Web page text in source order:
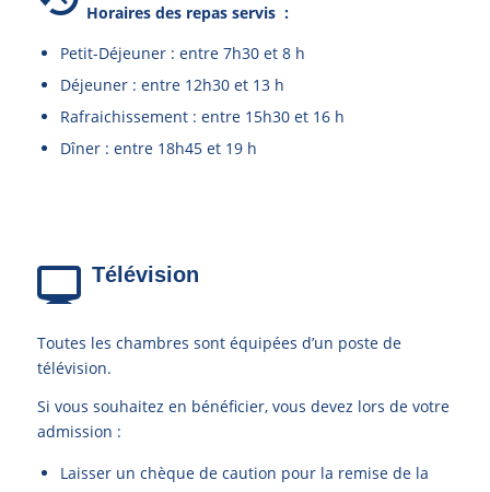
Horaires des repas servis :
Petit-Déjeuner : entre 7h30 et 8 h
Déjeuner : entre 12h30 et 13 h
Rafraichissement : entre 15h30 et 16 h
Dîner : entre 18h45 et 19 h
Télévision
Toutes les chambres sont équipées d’un poste de
télévision.
Si vous souhaitez en bénéficier, vous devez lors de votre
admission :
Laisser un chèque de caution pour la remise de la